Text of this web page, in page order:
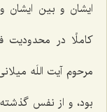
ایشان و بین ایشان
كاملًا در محدودیت
مرحوم آیت اللَه
بود، و از نفس گذشته